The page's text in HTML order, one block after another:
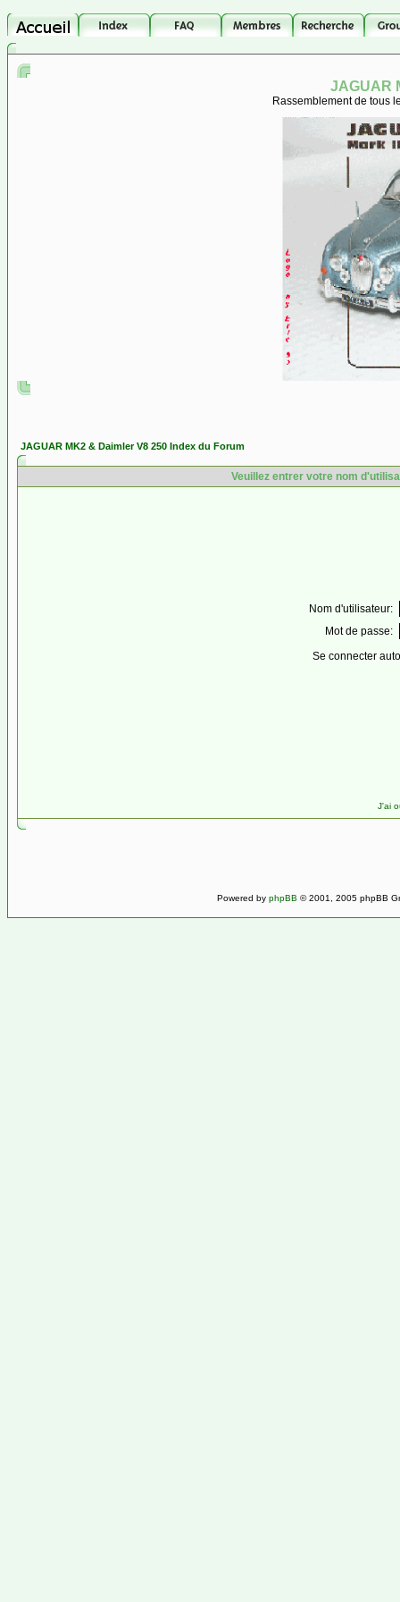
JAGUAR
Rassemblement de tous
JAGUAR MK2 & Daimler V8 250 Index du Forum
Veuillez entrer votre nom
Nom d'utilisateur:
Mot de passe:
Se connecter
J'ai
Powered by phpBB © 2001, 2005 phpBB